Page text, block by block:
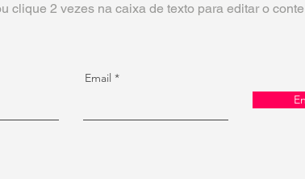
clique 2 vezes na caixa de texto para editar o
Email